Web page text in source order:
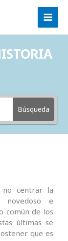
Búsqueda
no centrar la
e
común de los
últimas se
que es